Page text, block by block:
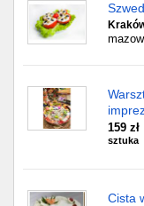
159 zł
sztuka
Cista